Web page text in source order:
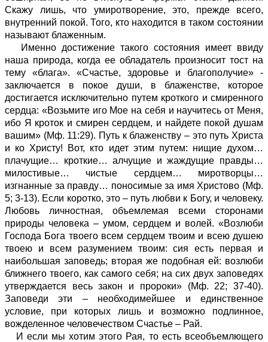
Скажу лишь, что умиротворение, это, прежде всего,
внутренний покой. Того, кто находится в таком состоянии
называют блаженным.
Именно достижение такого состояния имеет ввиду
наша природа, когда ее обладатель произносит тост на
тему «блага». «Счастье, здоровье и благополучие» -
заключается в покое души, в блаженстве, которое
достигается исключительно путем кроткого и смиренного
сердца: «Возьмите иго Мое на себя и научитесь от Меня,
ибо Я кроток и смирен сердцем, и найдете покой душам
вашим» (Мф. 11:29). Путь к блаженству – это путь Христа
и ко Христу! Вот, кто идет этим путем: нищие духом…
плачущие… кроткие… алчущие и жаждущие правды…
милостивые… чистые сердцем… миротворцы…
изгнанные за правду… поносимые за имя Христово (Мф.
5; 3-13). Если коротко, это – путь любви к Богу, и человеку.
Любовь личностная, объемлемая всеми сторонами
природы человека – умом, сердцем и волей. «Возлюби
Господа Бога твоего всем сердцем твоим и всею душею
твоею и всем разумением твоим: сия есть первая и
наибольшая заповедь; вторая же подобная ей: возлюби
ближнего твоего, как самого себя; на сих двух заповедях
утверждается весь закон и пророки» (Мф. 22; 37-40).
Заповеди эти – необходимейшее и единственное
условие, при которых лишь и возможно подлинное,
вожделенное человечеством Счастье – Рай.
И если мы хотим этого Рая, то есть всеобъемлющего